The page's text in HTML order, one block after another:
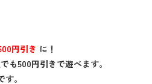
円引き に！
も500円引きで遊べます。
。